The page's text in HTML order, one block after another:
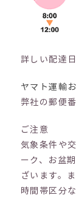
詳しい配達
ヤマト運輸
弊社の郵便
ご注意
気象条件や
ーク、お盆
ざいます。
時間帯区分